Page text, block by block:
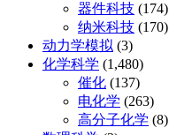
器件科技 (174)
纳米科技 (170)
动力学模拟 (3)
化学科学 (1,480)
催化 (137)
电化学 (263)
高分子化学 (8)